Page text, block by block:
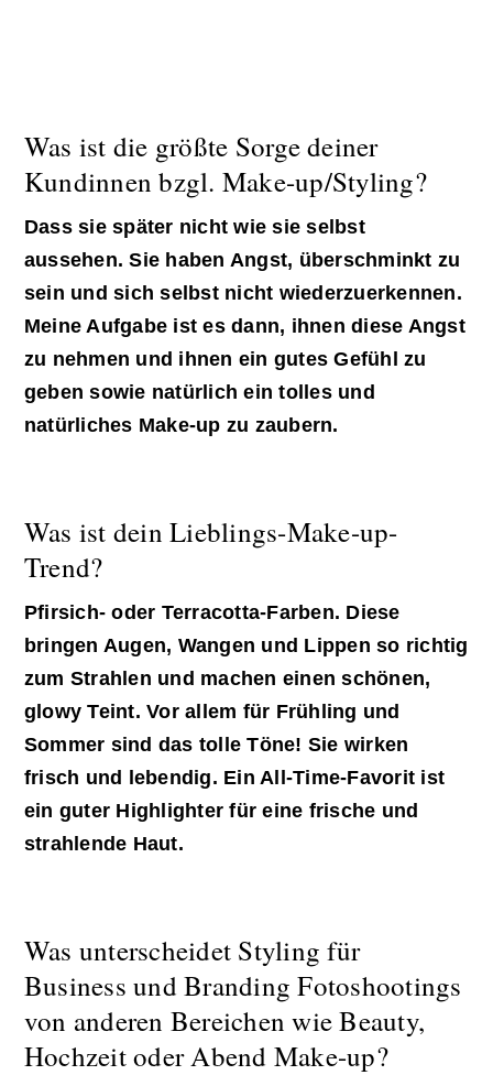
Was ist die größte Sorge deiner
Kundinnen bzgl. Make-up/Styling?
Dass sie später nicht wie sie selbst
aussehen. Sie haben Angst, überschminkt zu
sein und sich selbst nicht wiederzuerkennen.
Meine Aufgabe ist es dann, ihnen diese Angst
zu nehmen und ihnen ein gutes Gefühl zu
geben sowie natürlich ein tolles und
natürliches Make-up zu zaubern.
Was ist dein Lieblings-Make-up-
Trend?
Pfirsich- oder Terracotta-Farben. Diese
bringen Augen, Wangen und Lippen so richtig
zum Strahlen und machen einen schönen,
glowy Teint. Vor allem für Frühling und
Sommer sind das tolle Töne! Sie wirken
frisch und lebendig. Ein All-Time-Favorit ist
ein guter Highlighter für eine frische und
strahlende Haut.
Was unterscheidet Styling für
Business und Branding Fotoshootings
von anderen Bereichen wie Beauty,
Hochzeit oder Abend Make-up?